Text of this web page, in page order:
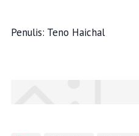
Penulis: Teno Haichal